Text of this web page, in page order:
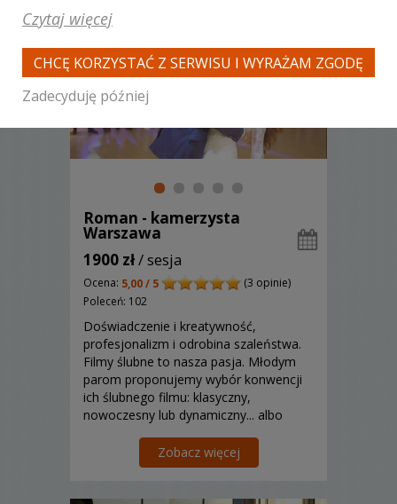
Roman - kamerzysta
Warszawa
1900 zł/ sesja
Ocena: 5,00 / 5
(3 opinie)
Poleceń: 102
Doświadczenie i kreatywność,
profesjonalizm i odrobina szaleństwa.
Filmy ślubne to nasza pasja. Młodym
parom proponujemy wybór konwencji
ich ślubnego filmu: klasyczny,
nowoczesny lub dynamiczny... albo
Zobacz więcej
Czytaj więcej
CHCĘ KORZYSTAĆ Z SERWISU I WYRAŻAM ZGODĘ
Zadecyduję później